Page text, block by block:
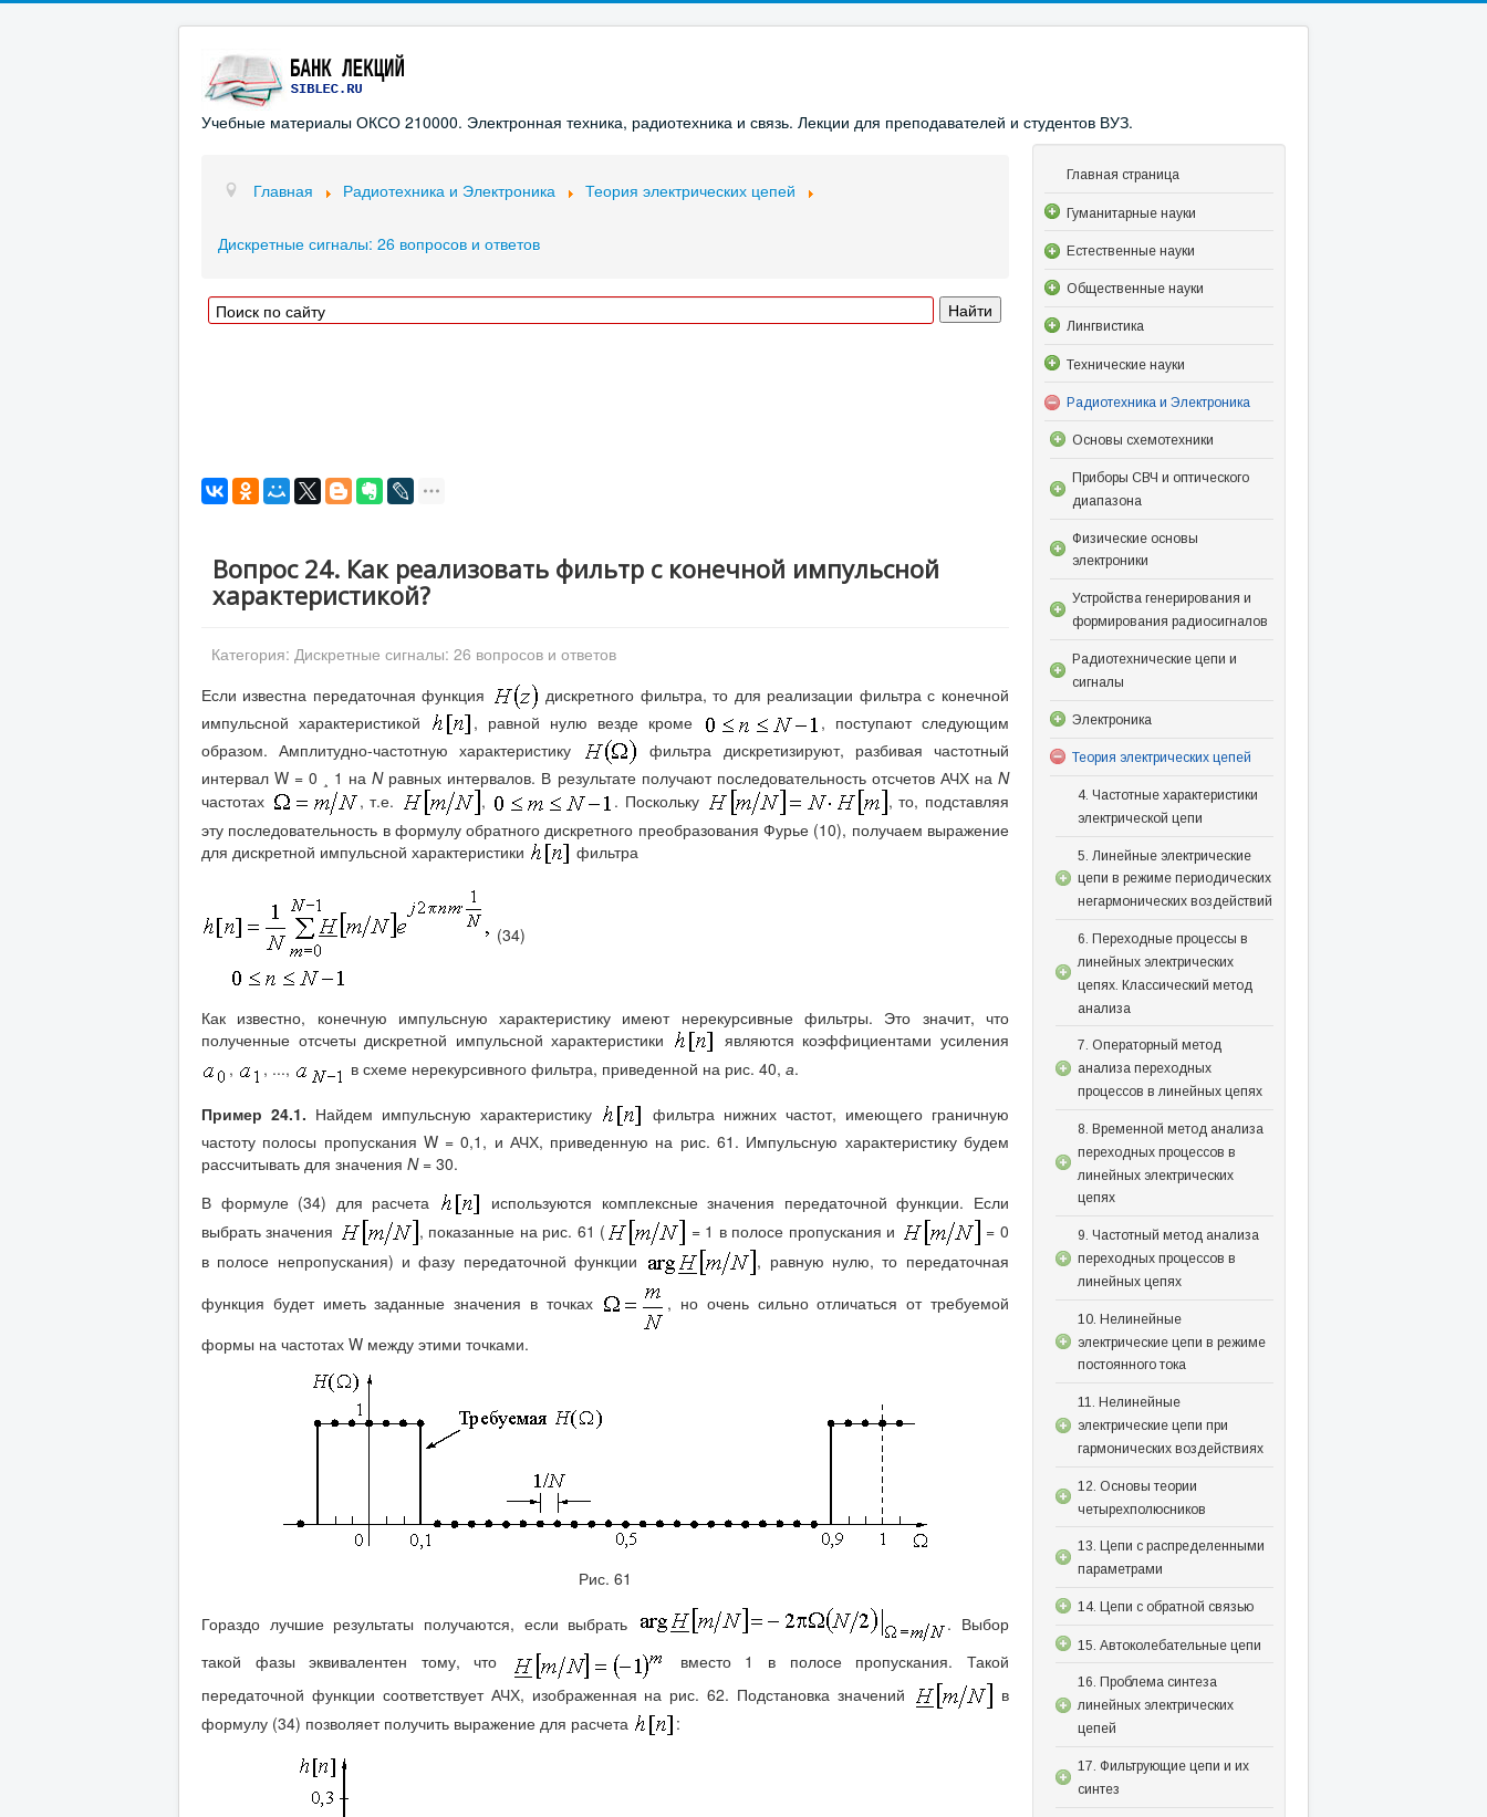
Учебные материалы ОКСО 210000. Электронная техника, радиотехника и связь. Лекции для преподавателей и студентов ВУЗ.
Главная Радиотехника и Электроника Теория электрических цепей
Дискретные сигналы: 26 вопросов и ответов
Вопрос 24. Как реализовать фильтр с конечной импульсной
характеристикой?
Категория: Дискретные сигналы: 26 вопросов и ответов
Если известна передаточная функция
дискретного фильтра, то для реализации фильтра с конечной
импульсной характеристикой
, равной нулю везде кроме
, поступают следующим
образом. Амплитудно-частотную характеристику
фильтра дискретизируют, разбивая частотный
интервал W = 0 ¸ 1 наNравных интервалов. В результате получают последовательность отсчетов АЧХ на N
частотах
, т.е. , . Поскольку
, то, подставляя
эту последовательность в формулу обратного дискретного преобразования Фурье (10), получаем выражение
для дискретной импульсной характеристики
фильтра
(34)
Как известно, конечную импульсную характеристику имеют нерекурсивные фильтры. Это значит, что
полученные отсчеты дискретной импульсной характеристики
являются коэффициентами усиления
,
, ..., в схеме нерекурсивного фильтра, приведенной на рис. 40, а.
Пример 24.1. Найдем импульсную характеристику
фильтра нижних частот, имеющего граничную
частоту полосы пропускания W = 0,1, и АЧХ, приведенную на рис. 61. Импульсную характеристику будем
рассчитывать для значения N= 30.
В формуле (34) для расчета
используются комплексные значения передаточной функции. Если
выбрать значения
, показанные на рис. 61 ( = 1 в полосе пропускания и
= 0
в полосе непропускания) и фазу передаточной функции
, равную нулю, то передаточная
функция будет иметь заданные значения в точках
, но очень сильно отличаться от требуемой
формы на частотах W между этими точками.
Рис. 61
Гораздо лучшие результаты получаются, если выбрать
. Выбор
такой фазы эквивалентен тому, что
вместо 1 в полосе пропускания. Такой
передаточной функции соответствует АЧХ, изображенная на рис. 62. Подстановка значений
в
формулу (34) позволяет получить выражение для расчета
:
Главная страница
Гуманитарные науки
Естественные науки
Общественные науки
Лингвистика
Технические науки
Радиотехника и Электроника
Основы схемотехники
Приборы СВЧ и оптического
диапазона
Физические основы
электроники
Устройства генерирования и
формирования радиосигналов
Радиотехнические цепи и
сигналы
Электроника
Теория электрических цепей
4. Частотные характеристики
электрической цепи
5. Линейные электрические
цепи в режиме периодических
негармонических воздействий
6. Переходные процессы в
линейных электрических
цепях. Классический метод
анализа
7. Операторный метод
анализа переходных
процессов в линейных цепях
8. Временной метод анализа
переходных процессов в
линейных электрических
цепях
9. Частотный метод анализа
переходных процессов в
линейных цепях
10. Нелинейные
электрические цепи в режиме
постоянного тока
11. Нелинейные
электрические цепи при
гармонических воздействиях
12. Основы теории
четырехполюсников
13. Цепи с распределенными
параметрами
14. Цепи с обратной связью
15. Автоколебательные цепи
16. Проблема синтеза
линейных электрических
цепей
17. Фильтрующие цепи и их
синтез